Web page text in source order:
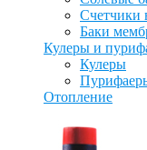
Счетчики
Баки
Кулеры и
Кулеры
Отопление